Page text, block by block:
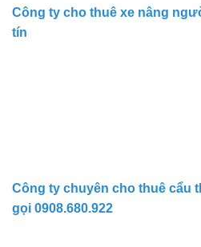
Công ty cho thuê xe nâng
tín
Công ty chuyên cho thuê cẩu
gọi 0908.680.922